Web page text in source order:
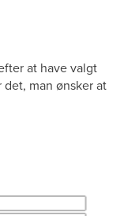
at have valgt
man ønsker at